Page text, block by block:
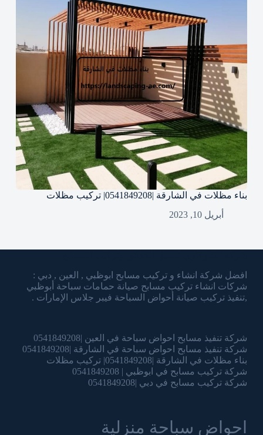
بناء مظلات في الشارقة |0541849208| تركيب مظلات
أبريل 10, 2023
افضل شركة انشاء و تركيب مسابح ابوظبي , العين , دبي :
شركات انشاء تركيب مسابح صيانة حمامات سباحة أبوظبي
,تنفيذ تركيب صيانة أحواض السباحة فيبر جلاس الإمارات .
شركة تنفيذ مسابح احواض سباحة في العين |0541849208
شركة تنفيذ مسابح احواض سباحة في الشارقة |0541849208
بناء مظلات في الشارقة |0541849208| تركيب مظلات
شركة تركيب مسابح في ابوظبي | 0541849208
شركة تركيب مسابح في دبي |0541849208
احواض سباحة منزلية